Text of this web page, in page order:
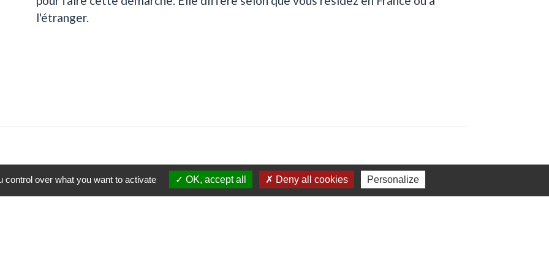
l'étranger.
Labels
over what you want to activate OK, accept all Deny all cookies Personalize